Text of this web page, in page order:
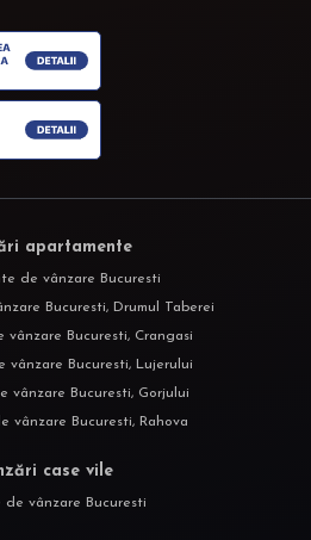
apartamente
de vânzare Bucuresti
Bucuresti, Drumul Taberei
vânzare Bucuresti, Crangasi
vânzare Bucuresti, Lujerului
vânzare Bucuresti, Gorjului
vânzare Bucuresti, Rahova
case vile
de vânzare Bucuresti